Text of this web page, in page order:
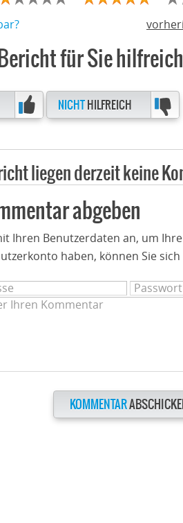
für Sie
NICHTHILFREICH
liegen derzeit keine
abgeben
Ihren Benutzerdaten an, um
haben, können Sie sich
KOMMENTAR